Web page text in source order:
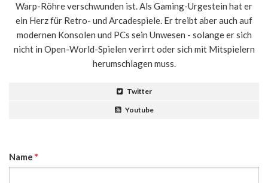
Warp-Röhre verschwunden ist. Als Gaming-Urgestein hat er
ein Herz für Retro- und Arcadespiele. Er treibt aber auch auf
modernen Konsolen und PCs sein Unwesen - solange er sich
nicht in Open-World-Spielen verirrt oder sich mit Mitspielern
herumschlagen muss.
Twitter
Youtube
Name *